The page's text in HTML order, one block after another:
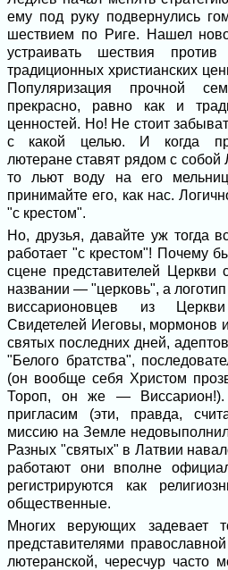
ему под руку подвернулись
шествием по Риге. Нашел
устраивать шествия
традиционных христианских
Популяризация прочной
прекрасно, равно как и
ценностей. Но! Не стоит
с какой целью. И когда
лютеране ставят рядом с
то льют воду на его
принимайте его, как нас.
"с крестом".
Но, друзья, давайте уж тогда
работает "с крестом"! Почему
сцене представителей Церкви
названии — "церковь", а
виссарионовцев из
Свидетелей Иеговы, мормонов
святых последних дней,
"Белого братства",
(он вообще себя Христом
Тороп, он же —
пригласим (эти, правда,
миссию на Земле
Разных "святых" в Латвии
работают они вполне
регистрируются как
общественные.
Многих верующих задевает
представителями
лютеранской, чересчур часто